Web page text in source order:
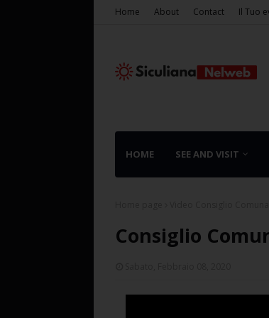
Home About Contact Il Tuo
HOME SEE AND VISIT
Consiglio